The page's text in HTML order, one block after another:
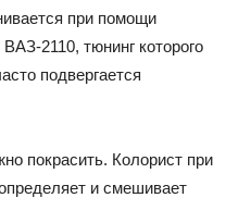
при помощи
2110, тюнинг которого
подвергается
покрасить. Колорист при
и смешивает